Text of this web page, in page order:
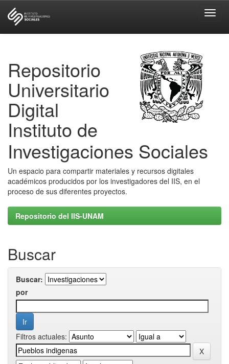
Repositorio
Universitario
Digital
Instituto de
Investigaciones Sociales
Un espacio para compartir materiales y recursos digitales
académicos producidos por los investigadores del IIS, en el
proceso de sus diferentes proyectos.
Repositorio del IIS-UNAM
Buscar
Buscar:
por
Filtros actuales: